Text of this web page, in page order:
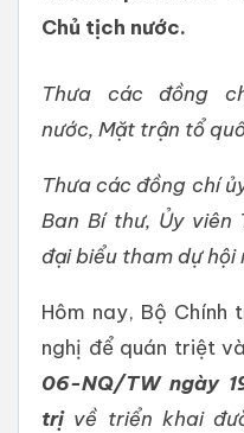
Chủ tịch nước.
Thưa các đồng
nước, Mặt trận tổ
Thưa các đồng chí
Ban Bí thư, Ủy
đại biểu tham dự hội
Hôm nay, Bộ Chính
nghị để quán triệt
06-NQ/TW ngày
trị về triển khai